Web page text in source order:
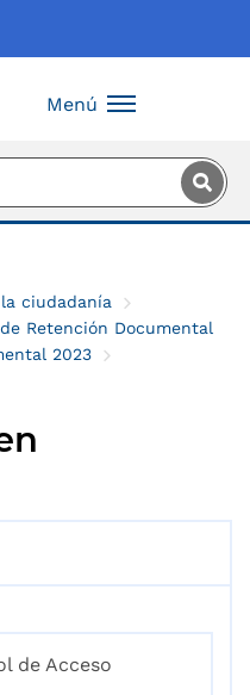
Menú
ciudadanía
Retención Documental
2023
de Acceso